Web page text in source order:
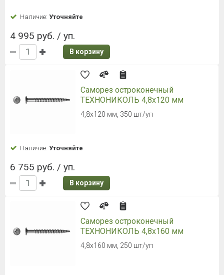
Наличие: Уточняйте
4 995 руб. / уп.
В корзину
Саморез остроконечный
ТЕХНОНИКОЛЬ 4,8х120 мм
4,8х120 мм, 350 шт/уп
Наличие: Уточняйте
6 755 руб. / уп.
В корзину
Саморез остроконечный
ТЕХНОНИКОЛЬ 4,8х160 мм
4,8х160 мм, 250 шт/уп